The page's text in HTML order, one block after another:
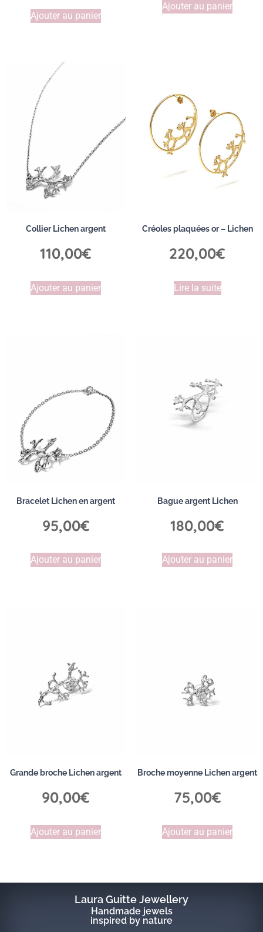
Ajouter au panier
Ajouter au panier
Collier Lichen argent
110,00€
Ajouter au panier
Créoles plaquées or – Lichen
220,00€
Lire la suite
Bracelet Lichen en argent
95,00€
Ajouter au panier
Bague argent Lichen
180,00€
Ajouter au panier
Grande broche Lichen argent
90,00€
Ajouter au panier
Broche moyenne Lichen argent
75,00€
Ajouter au panier
Laura Guitte Jewellery
Handmade jewels
inspired by nature